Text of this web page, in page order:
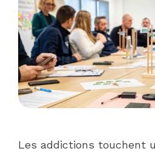
Les addictions touchent